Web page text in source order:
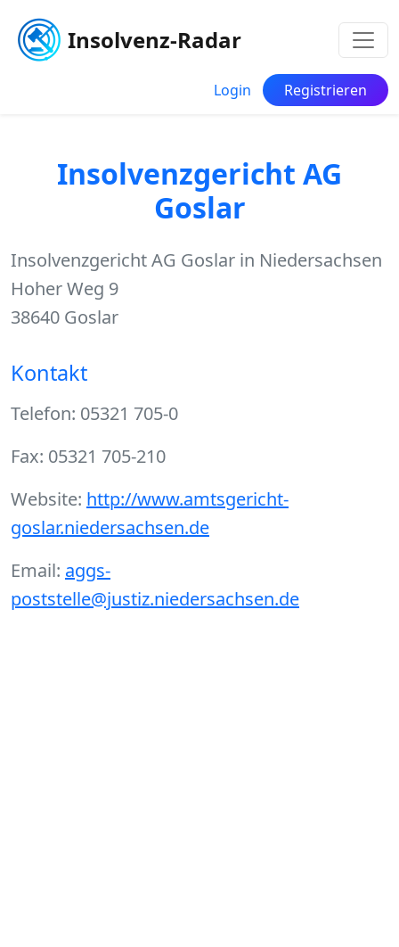
Insolvenz-Radar
Login Registrieren
Insolvenzgericht AG
Goslar
Insolvenzgericht AG Goslar in Niedersachsen
Hoher Weg 9
38640 Goslar
Kontakt
Telefon: 05321 705-0
Fax: 05321 705-210
Website: http://www.amtsgericht-
goslar.niedersachsen.de
Email: aggs-
poststelle@justiz.niedersachsen.de